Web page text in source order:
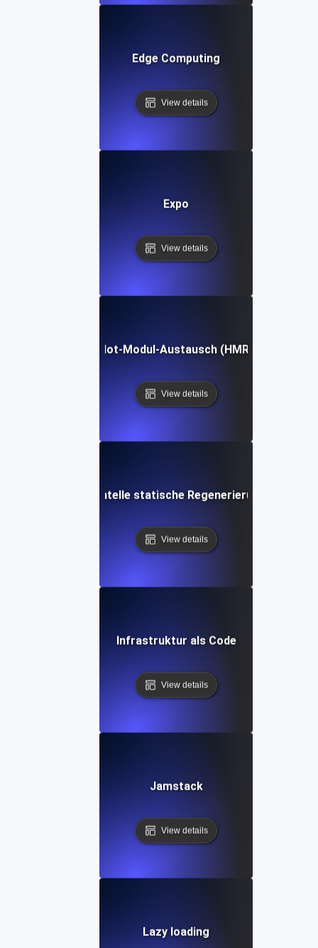
Edge Computing
View details
Expo
View details
Hot-Modul-Austausch (HMR)
View details
Inkrementelle statische Regenerierung (ISR)
View details
Infrastruktur als Code
View details
Jamstack
View details
Lazy loading